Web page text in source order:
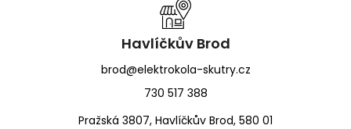
Havlíčkův Brod
brod@elektrokola-skutry.cz
730 517 388
Pražská 3807, Havlíčkův Brod, 580 01